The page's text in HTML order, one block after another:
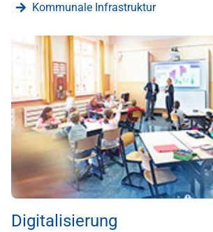
Kommunale Infrastruktur
Digitalisierung